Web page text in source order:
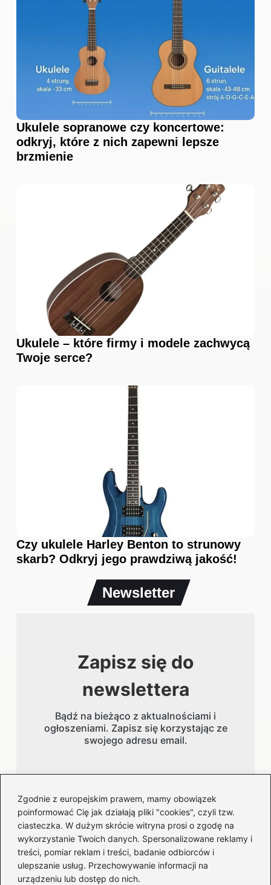
Zgodnie z europejskim prawem, mamy obowiązek
poinformować Cię jak działają pliki "cookies", czyli tzw.
ciasteczka. W dużym skrócie witryna prosi o zgodę na
wykorzystanie Twoich danych. Spersonalizowane reklamy i
treści, pomiar reklam i treści, badanie odbiorców i
ulepszanie usług. Przechowywanie informacji na
urządzeniu lub dostęp do nich.
Ukulele sopranowe czy koncertowe:
odkryj, które z nich zapewni lepsze
brzmienie
Ukulele – które firmy i modele zachwycą
Twoje serce?
Czy ukulele Harley Benton to strunowy
skarb? Odkryj jego prawdziwą jakość!
Newsletter
Zapisz się do
newslettera
Bądź na bieżąco z aktualnościami i
ogłoszeniami. Zapisz się korzystając ze
swojego adresu email.
Adres email